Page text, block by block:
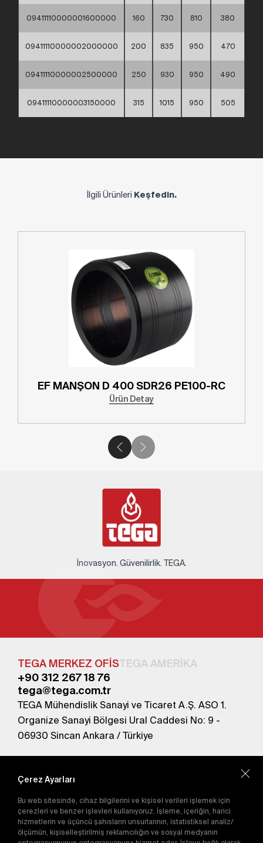
09411110000001600000 160 730 810 380
09411110000002000000 200 835 950 470
09411110000002500000 250 930 950 490
09411110000003150000 315 1015 950 505
İlgili Ürünleri Keşfedin.
EF MANŞON D 400 SDR26 PE100-RC
Ürün Detay
İnovasyon. Güvenilirlik. TEGA.
TEGA MERKEZ OFİSTEGA AMERİKA
+90 312 267 18 76
tega@tega.com.tr
TEGA Mühendislik Sanayi ve Ticaret A.Ş. ASO 1.
Organize Sanayi Bölgesi Ural Caddesi No: 9 -
06930 Sincan Ankara / Türkiye
abone olun.
Gönder
Abone olarakGizlilik Politikası'nı
kabul etmiş
olursunuz.
Çerez Ayarları
Bu web sitesinde, cihaz bilgilerini ve kişisel verileri işlemek için
çerezleri ve benzer işlevleri kullanıyoruz. İşleme, içeriğin, harici
hizmetlerin ve üçüncü şahısların unsurlarının, istatistiksel analiz/
ölçümün, kişiselleştirilmiş reklamcılığın ve sosyal medyanın